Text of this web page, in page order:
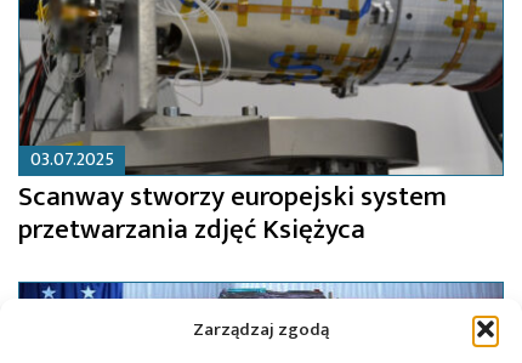
Zarządzaj zgodą
03.07.2025
Scanway stworzy europejski system
przetwarzania zdjęć Księżyca